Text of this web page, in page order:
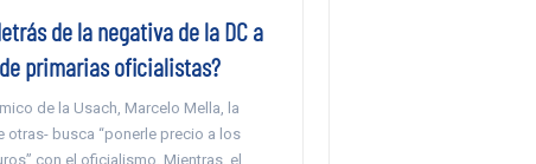
de la negativa de la DC a
primarias oficialistas?
de la Usach, Marcelo Mella, la
otras- busca “ponerle precio a los
con el oficialismo. Mientras, el